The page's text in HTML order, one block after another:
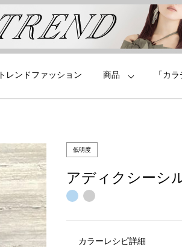
トレンドファッション 商品 「カ
低明度
アディクシーシ
カラーレシピ詳細